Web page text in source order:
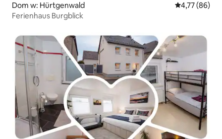
Dom w: Hürtgenwald Średnia
4,77 (86)
Ferienhaus Burgblick